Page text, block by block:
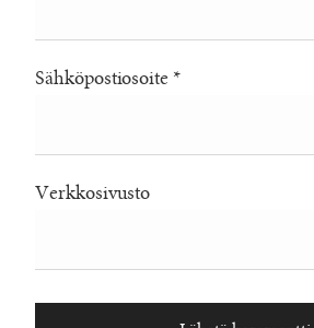
Sähköpostiosoite *
Verkkosivusto